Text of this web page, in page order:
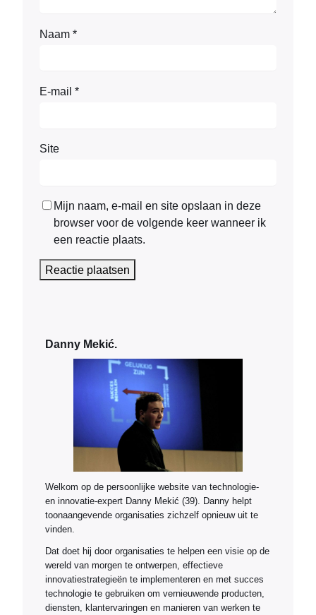
Naam *
E-mail *
Site
Mijn naam, e-mail en site opslaan in deze
browser voor de volgende keer wanneer ik
een reactie plaats.
Danny Mekić.
Welkom op de persoonlijke website van technologie-
en innovatie-expert Danny Mekić (39). Danny helpt
toonaangevende organisaties zichzelf opnieuw uit te
vinden.
Dat doet hij door organisaties te helpen een visie op de
wereld van morgen te ontwerpen, effectieve
innovatiestrategieën te implementeren en met succes
technologie te gebruiken om vernieuwende producten,
diensten, klantervaringen en manieren van werken te